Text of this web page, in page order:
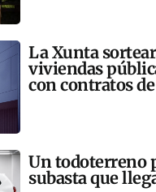
La Xunta
viviendas
con contratos
Un todoterreno
subasta que